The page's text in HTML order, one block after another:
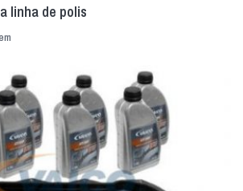
linha de polis